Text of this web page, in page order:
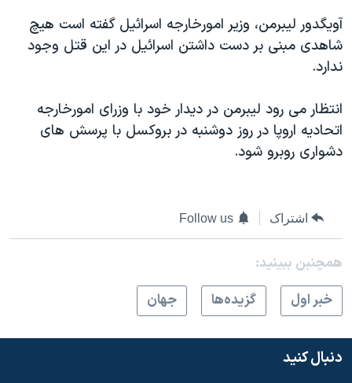
اسرائیل در جنگ
نرگس محمدی برنده جایزه نوبل صلح
صفحه‌های ویژه
سفر پرزیدنت ترامپ به چین
آویگدور لیبرمن، وزیر امورخارجه اسرائیل گفته است هیچ
شاهدی مبنی بر دست داشتن اسرائیل در این قتل وجود
ندارد.
انتظار می رود لیبرمن در دیدار خود با وزرای امورخارجه
اتحادیه اروپا در روز دوشنبه در بروکسل با پرسش های
دشواری روبرو شود.
اشتراک Follow us
همچنبن ببینید:
خبر اول
گزيده‌ها جهان
دنبال کنید